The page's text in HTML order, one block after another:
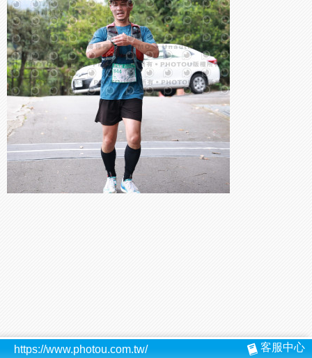
https://www.photou.com.tw/ 客服中心